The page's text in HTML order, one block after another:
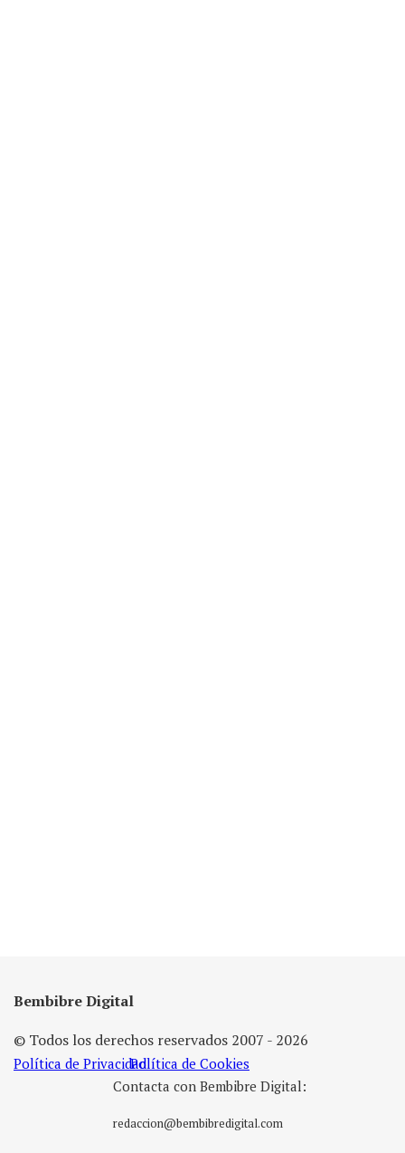
Bembibre Digital
© Todos los derechos reservados 2007 - 2026
Política de PrivacidadPolítica de Cookies
Contacta con Bembibre Digital:
redaccion@bembibredigital.com